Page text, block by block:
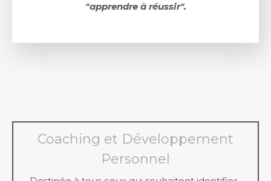
"apprendre à réussir".
Coaching et Développement
Personnel